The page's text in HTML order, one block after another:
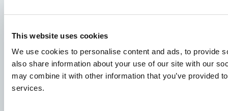
This website uses cookies
We use cookies to personalise content and ads, to provide
also share information about your use of our site with our
may combine it with other information that you’ve provided
services.
Job
For at sikre, at din ansøgning modtages af den rette
person, bedes du tydeligt angive, hvilket job du er
interesseret i. Vi ser frem til at læse den!
Se ledige stillinger